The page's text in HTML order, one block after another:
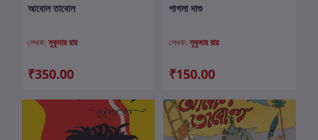
কার্টে যোগ করুন
আবোল তাবোল
লেখক: সুকুমার রায়
₹350.00
পাগলা দাশু
লেখক: সুকুমার রায়
₹150.00